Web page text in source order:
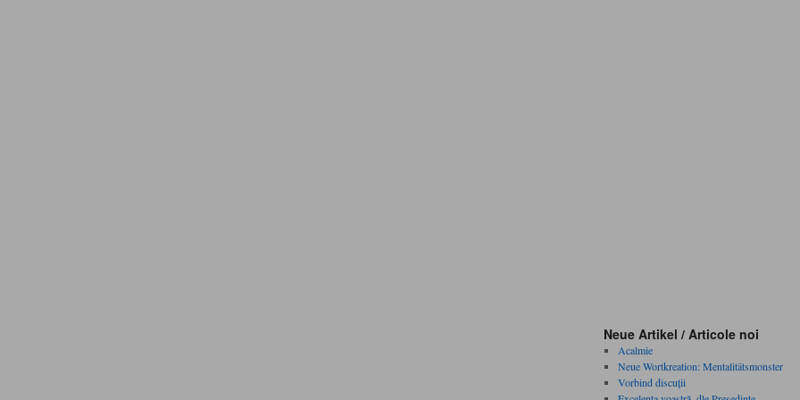
Neue Artikel / Articole noi
Acalmie
Neue Wortkreation: Mentalitätsmonster
Vorbind discuţii